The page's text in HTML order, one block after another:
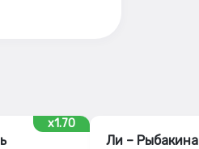
x1.70
Ли – Рыбакина